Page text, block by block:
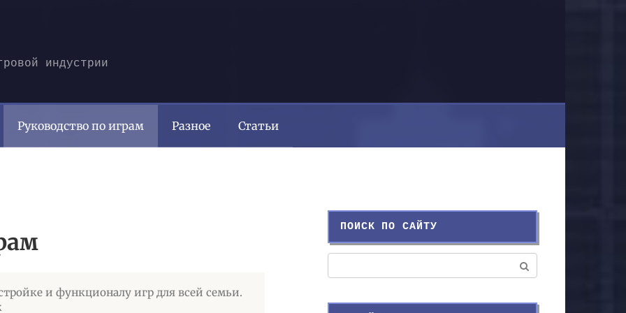
индустрии
Руководство по играм Разное Статьи
и функционалу игр для всей семьи.
ПОИСК ПО САЙТУ